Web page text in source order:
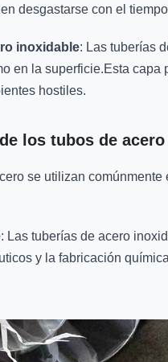
desgastarse con el
inoxidable: Las tuberías
en la superficie.Esta
hostiles.
los tubos de
se utilizan
: Las tuberías de acero
y la fabricación